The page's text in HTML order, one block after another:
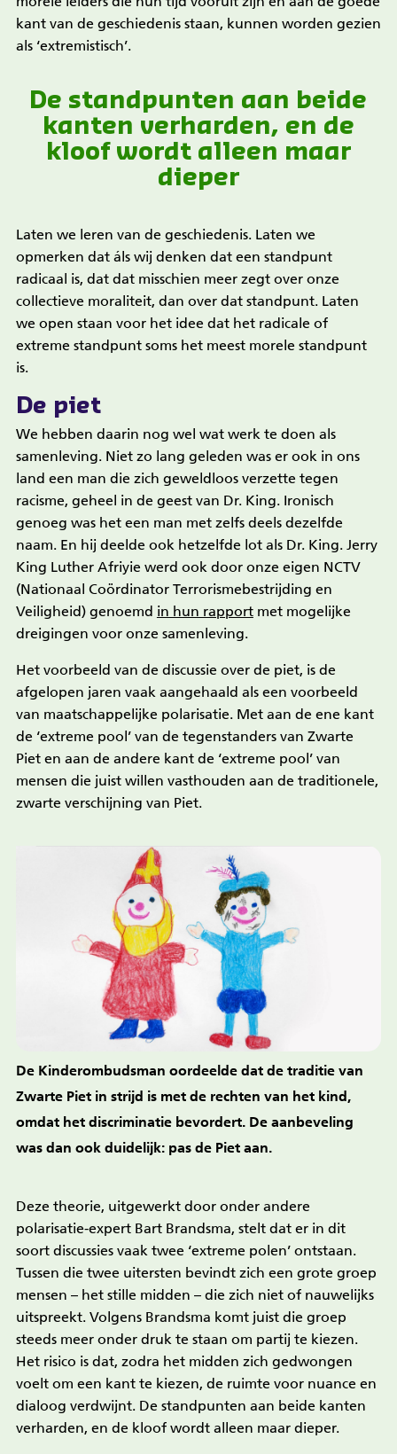
kant van de geschiedenis staan, kunnen worden gezien
als ‘extremistisch’.
De standpunten aan beide
kanten verharden, en de
kloof wordt alleen maar
dieper
Laten we leren van de geschiedenis. Laten we
opmerken dat áls wij denken dat een standpunt
radicaal is, dat dat misschien meer zegt over onze
collectieve moraliteit, dan over dat standpunt. Laten
we open staan voor het idee dat het radicale of
extreme standpunt soms het meest morele standpunt
is.
De piet
We hebben daarin nog wel wat werk te doen als
samenleving. Niet zo lang geleden was er ook in ons
land een man die zich geweldloos verzette tegen
racisme, geheel in de geest van Dr. King. Ironisch
genoeg was het een man met zelfs deels dezelfde
naam. En hij deelde ook hetzelfde lot als Dr. King. Jerry
King Luther Afriyie werd ook door onze eigen NCTV
(Nationaal Coördinator Terrorismebestrijding en
Veiligheid) genoemd in hun rapportmet mogelijke
dreigingen voor onze samenleving.
Het voorbeeld van de discussie over de piet, is de
afgelopen jaren vaak aangehaald als een voorbeeld
van maatschappelijke polarisatie. Met aan de ene kant
de ‘extreme pool’ van de tegenstanders van Zwarte
Piet en aan de andere kant de ‘extreme pool’ van
mensen die juist willen vasthouden aan de traditionele,
zwarte verschijning van Piet.
De Kinderombudsman oordeelde dat de traditie van
Zwarte Piet in strijd is met de rechten van het kind,
omdat het discriminatie bevordert. De aanbeveling
was dan ook duidelijk: pas de Piet aan.
Deze theorie, uitgewerkt door onder andere
polarisatie-expert Bart Brandsma, stelt dat er in dit
soort discussies vaak twee ‘extreme polen’ ontstaan.
Tussen die twee uitersten bevindt zich een grote groep
mensen – het stille midden – die zich niet of nauwelijks
uitspreekt. Volgens Brandsma komt juist die groep
steeds meer onder druk te staan om partij te kiezen.
Het risico is dat, zodra het midden zich gedwongen
voelt om een kant te kiezen, de ruimte voor nuance en
dialoog verdwijnt. De standpunten aan beide kanten
verharden, en de kloof wordt alleen maar dieper.